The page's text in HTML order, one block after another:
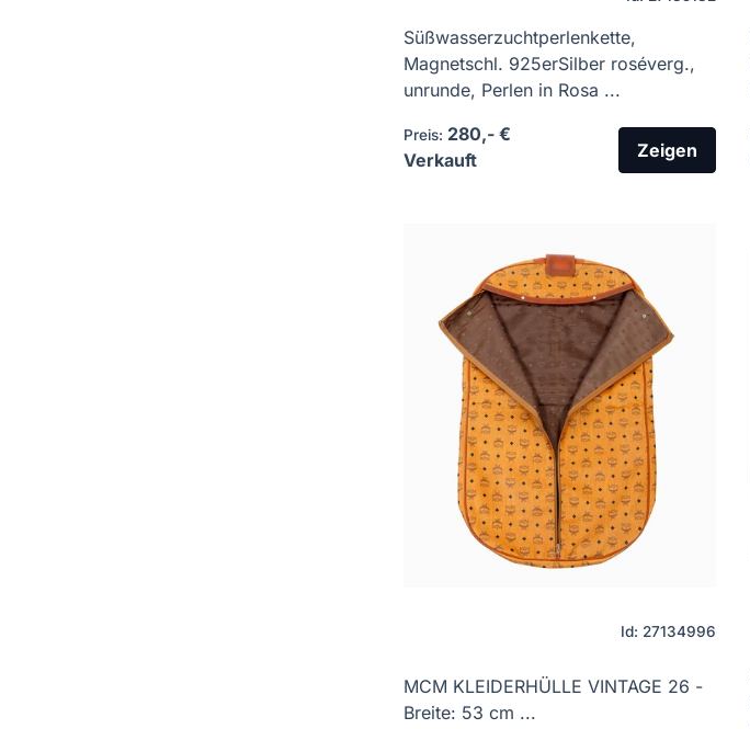
Süßwasserzuchtperlenkette,
Magnetschl. 925erSilber roséverg.,
unrunde, Perlen in Rosa ...
Preis: 280,- €
Verkauft
Zeigen
Id: 27134996
MCM KLEIDERHÜLLE VINTAGE 26 -
Breite: 53 cm ...